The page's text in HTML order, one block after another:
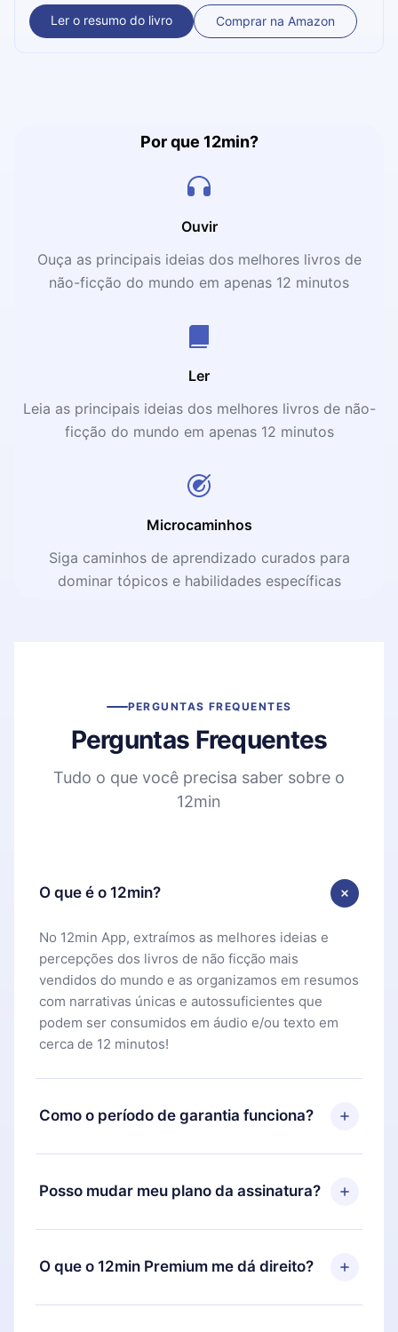
relações afetivas, e como os conflitos do homem
moderno podem fazer com que o campo do
Ler o resumo do livro Comprar na Amazon
Por que 12min?
Ouvir
Ouça as principais ideias dos melhores livros de
não-ficção do mundo em apenas 12 minutos
Ler
Leia as principais ideias dos melhores livros de não-
ficção do mundo em apenas 12 minutos
Microcaminhos
Siga caminhos de aprendizado curados para
dominar tópicos e habilidades específicas
PERGUNTAS FREQUENTES
Perguntas Frequentes
Tudo o que você precisa saber sobre o
12min
O que é o 12min?
No 12min App, extraímos as melhores ideias e
percepções dos livros de não ficção mais
vendidos do mundo e as organizamos em resumos
com narrativas únicas e autossuficientes que
podem ser consumidos em áudio e/ou texto em
cerca de 12 minutos!
Como o período de garantia funciona?
Você pode baixar nosso aplicativo e começar a
aproveitar nossa biblioteca. Se por algum motivo
não ficar satisfeito com nossa plataforma, basta
e solicitar o reembolso do valor. Você receberá
Posso mudar meu plano da assinatura?
Sim, mas a mudança só se aplicará a partir do
próximo período de cobrança. Por exemplo, se
você decidiu mudar sua assinatura mensal para
O que o 12min Premium me dá direito?
O 12min Premium é um plano que te garante